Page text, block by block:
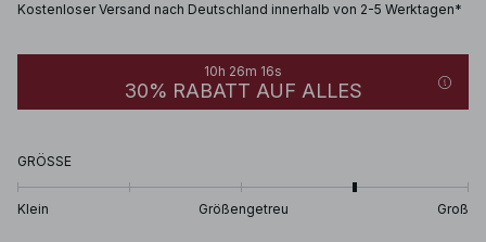
Kostenloser Versand nach Deutschland innerhalb von 2-5 Werktagen*
10h 26m 16s
30% RABATT AUF ALLES
GRÖSSE
Klein Größengetreu Groß